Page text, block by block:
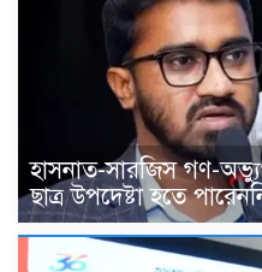
হাসনাত-সারজিস গণ-
ছাত্র উপদেষ্টা হতে